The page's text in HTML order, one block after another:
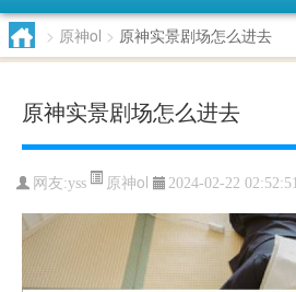
> 原神ol > 原神实景剧场怎么进去
原神实景剧场怎么进去
网友:yss 原神ol 2024-02-22 02:52:51